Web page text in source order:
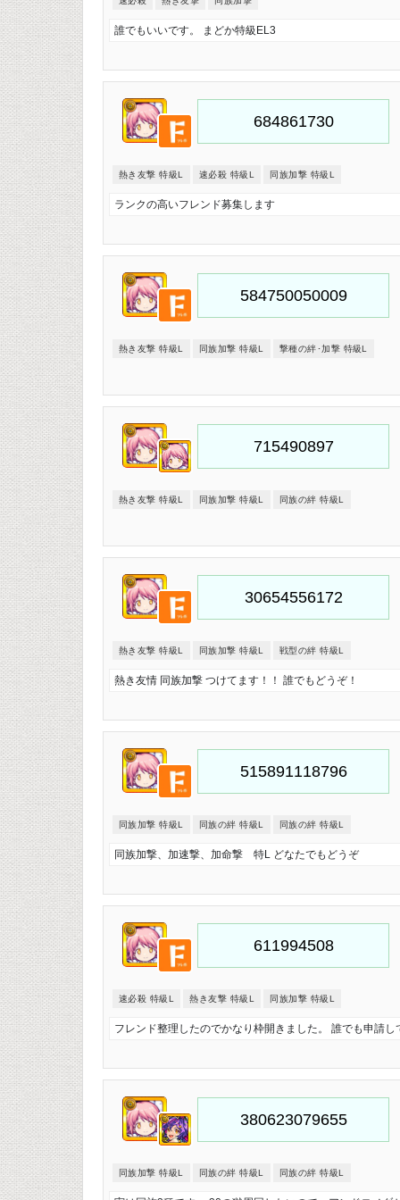
誰でもいいです。 まどか特級EL3
熱き友撃 特級L 速必殺 特級L 同族加撃 特級L
ランクの高いフレンド募集します
熱き友撃 特級L 同族加撃 特級L 撃種の絆･加撃 特級L
熱き友撃 特級L 同族加撃 特級L 同族の絆 特級L
熱き友撃 特級L 同族加撃 特級L 戦型の絆 特級L
熱き友情 同族加撃 つけてます！！ 誰でもどうぞ！
同族加撃 特級L 同族の絆 特級L 同族の絆 特級L
同族加撃、加速撃、加命撃 特L どなたでもどうぞ
速必殺 特級L 熱き友撃 特級L 同族加撃 特級L
フレンド整理したのでかなり枠開きました。 誰でも申請し
同族加撃 特級L 同族の絆 特級L 同族の絆 特級L